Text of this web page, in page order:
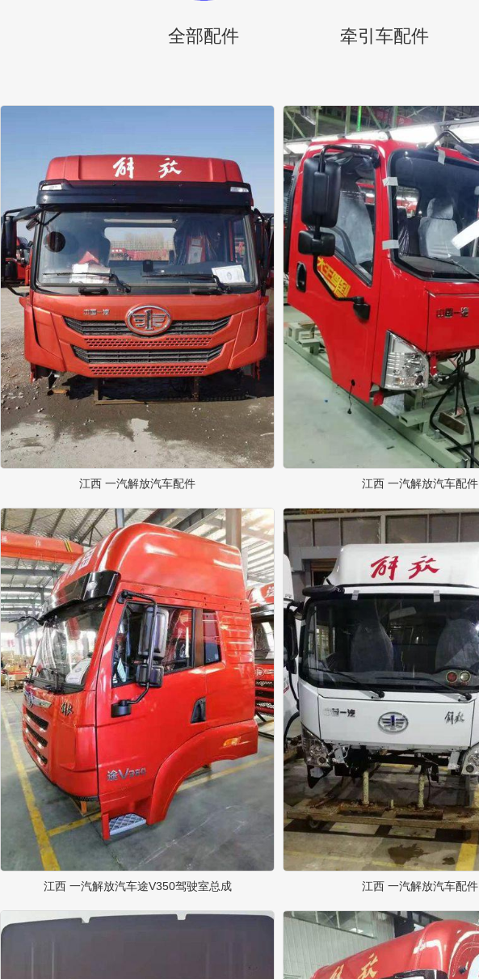
全部配件 牵引车配件
江西 一汽解放汽车配件 江西 一汽解放汽车配件
江西 一汽解放汽车途V350驾驶室总成 江西 一汽解放汽车配件